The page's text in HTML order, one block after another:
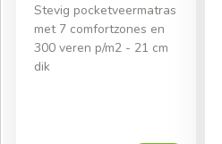
Stevig pocketveermatras
met 7 comfortzones en
300 veren p/m2 - 21 cm
dik